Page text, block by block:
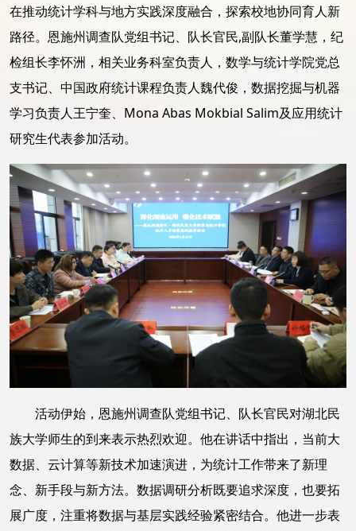
在推动统计学科与地方实践深度融合，探索校地协同育人新
路径。恩施州调查队党组书记、队长官民,副队长董学慧，纪
检组长李怀洲，相关业务科室负责人，数学与统计学院党总
支书记、中国政府统计课程负责人魏代俊，数据挖掘与机器
学习负责人王宁奎、Mona Abas Mokbial Salim及应用统计
研究生代表参加活动。
活动伊始，恩施州调查队党组书记、队长官民对湖北民
族大学师生的到来表示热烈欢迎。他在讲话中指出，当前大
数据、云计算等新技术加速演进，为统计工作带来了新理
念、新手段与新方法。数据调研分析既要追求深度，也要拓
展广度，注重将数据与基层实践经验紧密结合。他进一步表